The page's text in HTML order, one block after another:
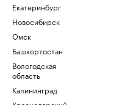
Екатеринбург
Новосибирск
Омск
Башкортостан
Вологодская
область
Калининград